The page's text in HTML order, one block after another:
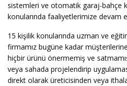
sistemleri ve otomatik garaj-bahçe
konularında faaliyetlerimize devam
15 kişilik konularında uzman ve
firmamız bugüne kadar
hiçbir ürünü önermemiş ve
veya sahada projelendirip
direkt olarak üreticisinden veya